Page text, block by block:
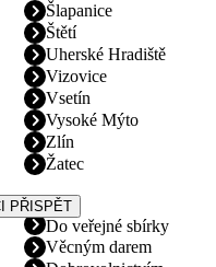
Šlapanice
Štětí
Uherské Hradiště
Vizovice
Vsetín
Vysoké Mýto
Zlín
Žatec
PŘISPĚT
Do veřejné sbírky
Věcným darem